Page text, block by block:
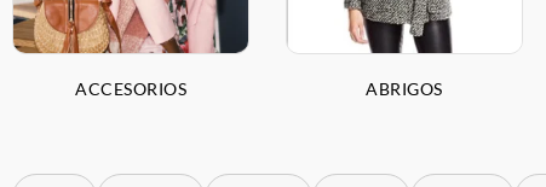
ACCESORIOS ABRIGOS